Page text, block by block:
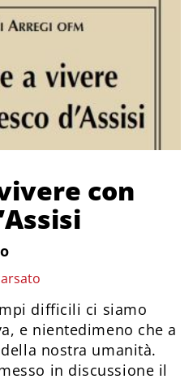
con
difficili ci siamo
e nientedimeno che a
nostra umanità.
in discussione il